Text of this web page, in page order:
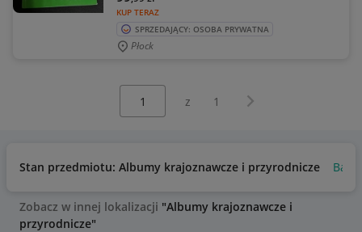
KUP TERAZ
SPRZEDAJĄCY: OSOBA PRYWATNA
Płock
z 1 Następna strona
Stan przedmiotu: Albumy krajoznawcze i przyrodnicze
Zobacz w innej lokalizacji "Albumy krajoznawcze i
przyrodnicze"